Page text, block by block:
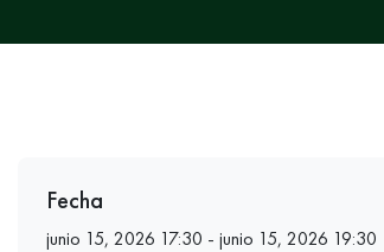
Fecha
junio 15, 2026 17:30 - junio 15, 2026 19:30